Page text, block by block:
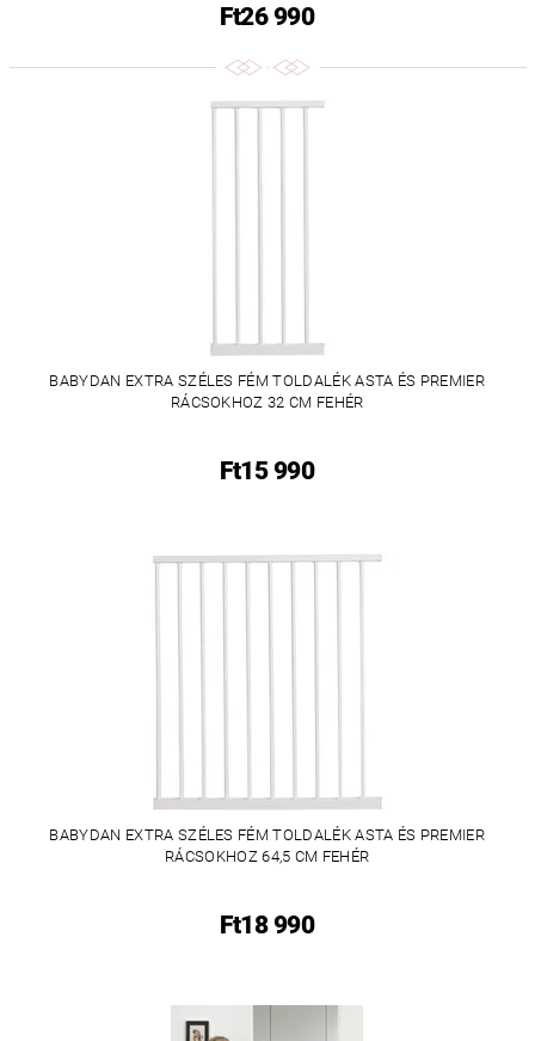
Ft26 990
BABYDAN EXTRA SZÉLES FÉM TOLDALÉK ASTA ÉS PREMIER
RÁCSOKHOZ 32 CM FEHÉR
Ft15 990
BABYDAN EXTRA SZÉLES FÉM TOLDALÉK ASTA ÉS PREMIER
RÁCSOKHOZ 64,5 CM FEHÉR
Ft18 990